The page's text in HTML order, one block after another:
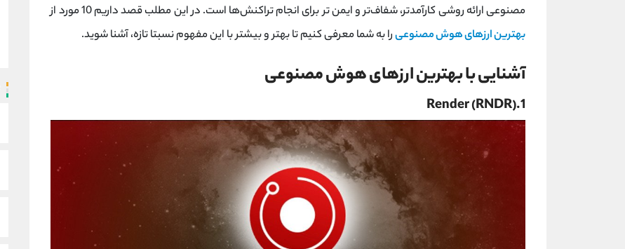
مصنوعی ارائه روشی کارآمدتر، شفاف‌تر و ایمن‌ تر برای انجام تراکنش‌ها است. در این مطلب قصد داریم 10 مورد از
بهترین ارزهای هوش مصنوعیرا به شما معرفی کنیم تا بهتر و بیشتر با این مفهوم نسبتا تازه، آشنا شوید.
آشنایی با بهترین ارزهای هوش مصنوعی
1.Render (RNDR)